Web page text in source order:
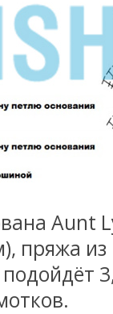
Aunt
пряжа